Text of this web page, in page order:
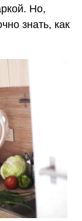
Но,
знать, как